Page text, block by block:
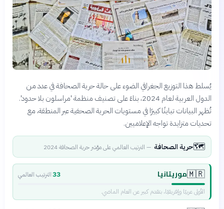
يُسلط هذا التوزيع الجغرافي الضوء على حالة حرية الصحافة في عدد من
الدول العربية لعام 2024، بناءً على تصنيف منظمة 'مراسلون بلا حدود'.
تُظهر البيانات تباينًا كبيرًا في مستويات الحرية الصحفية عبر المنطقة، مع
تحديات متزايدة تواجه الإعلاميين.
🗺️حرية الصحافة — الترتيب العالمي على مؤشر حرية الصحافة 2024
🇲🇷موريتانيا 33الترتيب العالمي
الأولى عربيًا وإفريقيًا، بتقدم كبير عن العام الماضي.